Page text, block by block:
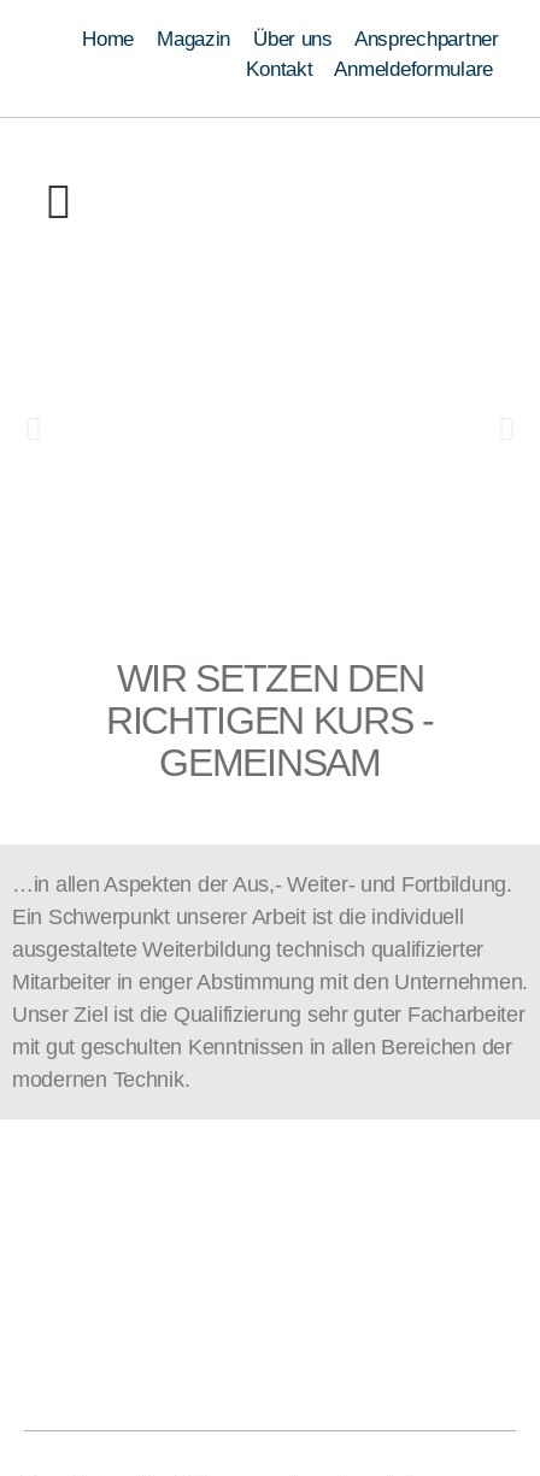
Home Magazin Über uns
Ansprechpartner
KontaktAnmeldeformulare
WIR SETZEN DEN
RICHTIGEN KURS -
GEMEINSAM
…in allen Aspekten der Aus,- Weiter- und Fortbildung.
Ein Schwerpunkt unserer Arbeit ist die individuell
ausgestaltete Weiterbildung technisch qualifizierter
Mitarbeiter in enger Abstimmung mit den Unternehmen.
Unser Ziel ist die Qualifizierung sehr guter Facharbeiter
mit gut geschulten Kenntnissen in allen Bereichen der
modernen Technik.